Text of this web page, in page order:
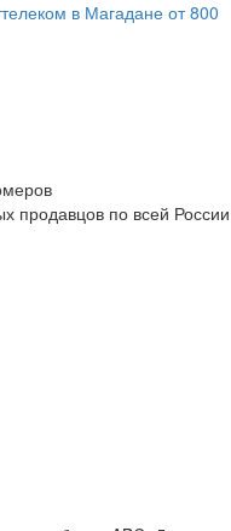
продавцов по всей России